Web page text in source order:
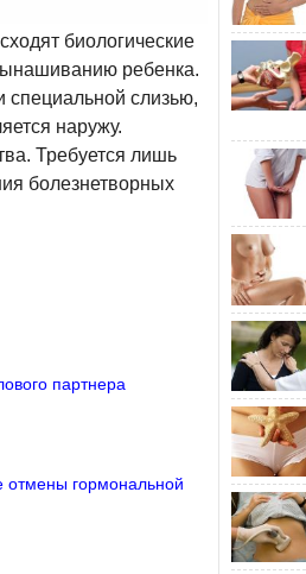
биологические
ребенка.
слизью,
наружу.
Требуется лишь
болезнетворных
партнера
отмены гормональной